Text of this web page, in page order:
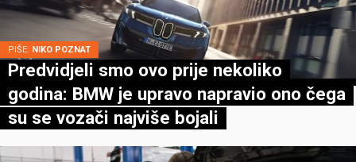
PIŠE: NIKO POZNAT
Predvidjeli smo ovo prije nekoliko
godina: BMW je upravo napravio ono čega
su se vozači najviše bojali